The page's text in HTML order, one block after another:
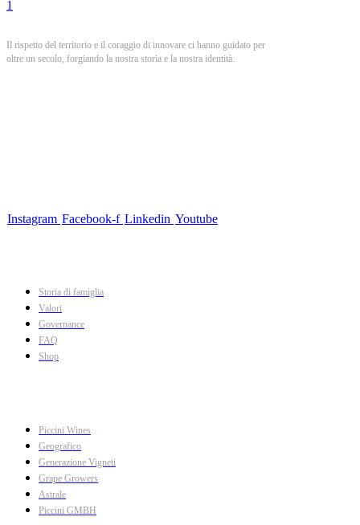
Il rispetto del territorio e il coraggio di innovare ci hanno guidato per
oltre un secolo, forgiando la nostra storia e la nostra identità.
Instagram Facebook-f Linkedin Youtube
Storia di famiglia
Valori
Governance
FAQ
Shop
Piccini Wines
Geografico
Generazione Vigneti
Grape Growers
Astrale
Piccini GMBH